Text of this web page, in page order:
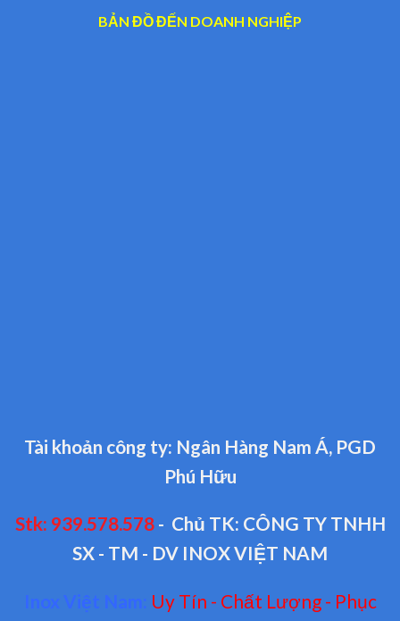
BẢN ĐỒ ĐẾN DOANH NGHIỆP
Tài khoản công ty: Ngân Hàng Nam Á, PGD
Phú Hữu
Stk: 939.578.578- Chủ TK: CÔNG TY TNHH
SX - TM - DV INOX VIỆT NAM
Inox Việt Nam: Uy Tín - Chất Lượng - Phục